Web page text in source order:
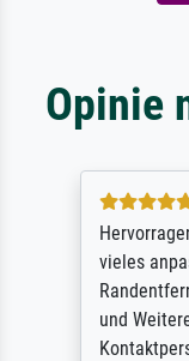
Opinie
So, I
large and
site
quality for